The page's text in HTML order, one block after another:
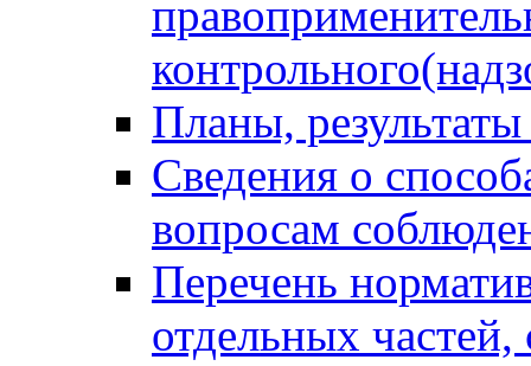
Планы,
Сведения о
вопросам
Перечень
отдельных